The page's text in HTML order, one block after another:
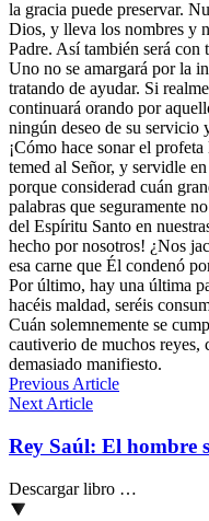
la gracia puede preservar.
Dios, y lleva los nombres y
Padre. Así también será
Uno no se amargará por la
tratando de ayudar. Si
continuará orando por
ningún deseo de su servicio
¡Cómo hace sonar el
temed al Señor, y servidle
porque considerad cuán
palabras que seguramente
del Espíritu Santo en
hecho por nosotros! ¿Nos
esa carne que Él condenó
Por último, hay una última
hacéis maldad, seréis
Cuán solemnemente se
cautiverio de muchos reyes,
demasiado manifiesto.
Previous Article
Next Article
Rey Saúl: El hombre
Descargar libro …